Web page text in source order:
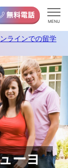
MENU
ラインでの留学
ーヨ